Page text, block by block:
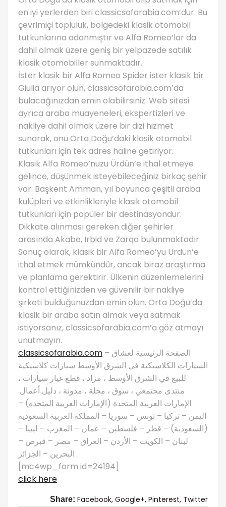
en iyi yerlerden biri classicsofarabia.com’dur. Bu
çevrimiçi topluluk, bölgedeki klasik otomobil
tutkunlarına adanmıştır ve Alfa Romeo’lar da
dahil olmak üzere geniş bir yelpazede satılık
klasik otomobiller sunmaktadır.
İster klasik bir Alfa Romeo Spider ister klasik bir
Giulia arıyor olun, classicsofarabia.com’da
bulacağınızdan emin olabilirsiniz. Web sitesi
ayrıca araba muayeneleri, ekspertizleri ve
nakliye dahil olmak üzere bir dizi hizmet
sunarak, onu Orta Doğu’daki klasik otomobil
tutkunları için tek adres haline getiriyor.
Klasik Alfa Romeo’nuzu Ürdün’e ithal etmeye
gelince, düşünmek isteyebileceğiniz birkaç şehir
var. Başkent Amman, yıl boyunca çeşitli araba
kulüpleri ve etkinlikleriyle klasik otomobil
tutkunları için popüler bir destinasyondur.
Dikkate alınması gereken diğer şehirler
arasında Akabe, Irbid ve Zarqa bulunmaktadır.
Sonuç olarak, klasik bir Alfa Romeo’yu Ürdün’e
ithal etmek mümkündür, ancak biraz araştırma
ve planlama gerektirir. Ülkenin düzenlemelerini
kontrol ettiğinizden ve güvenilir bir nakliye
şirketi bulduğunuzdan emin olun. Orta Doğu’da
klasik bir araba satın almak veya satmak
istiyorsanız, classicsofarabia.com’a göz atmayı
unutmayın.
classicsofarabia.com – الصفحة الرئيسية لعشاق
السيارات الكلاسيكية في الشرق الأوسط سيارات كلاسيكية
للبيع في الشرق الأوسط ، مزاد ، قطع غيار سيارات ،
منتدى مجتمعي ، سوق ، مجلة ، مدونة ، دليل أعمال.
الإمارات العربية المتحدة (الإمارات العربية المتحدة) –
اليمن – تركيا – تونس – سوريا – المملكة العربية السعودية
(السعودية) – قطر – فلسطين – عمان – المغرب – ليبيا –
لبنان – الكويت – الأردن – العراق – مصر – قبرص –
البحرين – الجزائر
[mc4wp_form id=24194]
click here
Share: Facebook, Google+, Pinterest, Twitter